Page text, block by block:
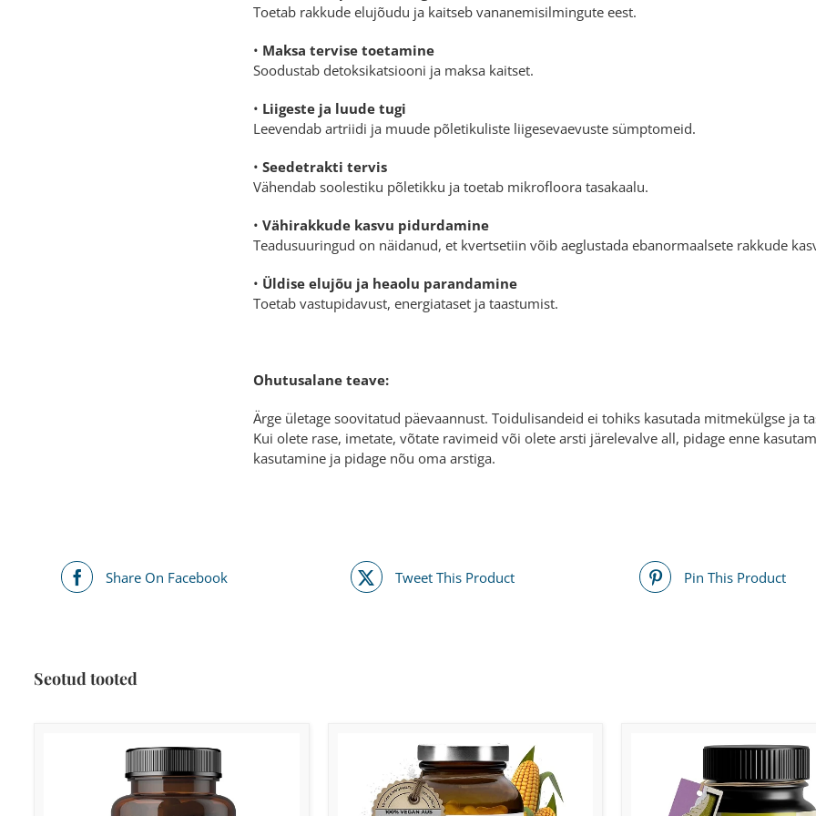
Toetab rakkude elujõudu ja kaitseb vananemisilmingute eest.
• Maksa tervise toetamine
Soodustab detoksikatsiooni ja maksa kaitset.
• Liigeste ja luude tugi
Leevendab artriidi ja muude põletikuliste liigesevaevuste sümptomeid.
• Seedetrakti tervis
Vähendab soolestiku põletikku ja toetab mikrofloora tasakaalu.
• Vähirakkude kasvu pidurdamine
Teadusuuringud on näidanud, et kvertsetiin võib aeglustada ebanormaalsete rakkude
• Üldise elujõu ja heaolu parandamine
Toetab vastupidavust, energiataset ja taastumist.
Ohutusalane teave:
Ärge ületage soovitatud päevaannust. Toidulisandeid ei tohiks kasutada mitmekülgse ja
Kui olete rase, imetate, võtate ravimeid või olete arsti järelevalve all, pidage enne
kasutamine ja pidage nõu oma arstiga.
Share On Facebook Tweet This Product Pin This Product
Seotud tooted